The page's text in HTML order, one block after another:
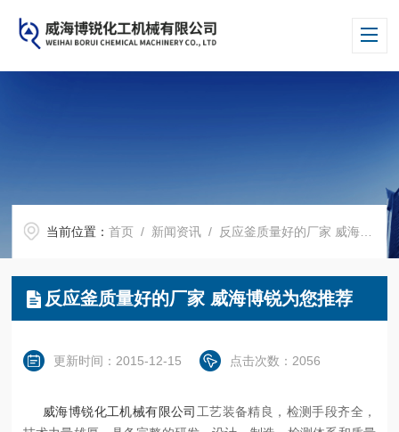
当前位置：首页 / 新闻资讯 / 反应釜质量好的厂家 威海博锐为您推荐
反应釜质量好的厂家 威海博锐为您推荐
更新时间：2015-12-15 点击次数：2056
威海博锐化工机械有限公司 工艺装备精良，检测手段齐全，